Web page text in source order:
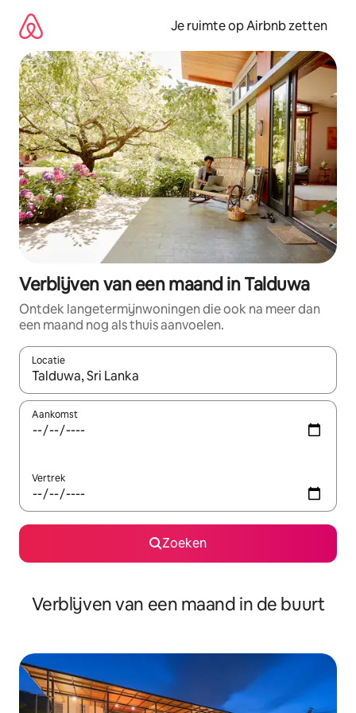
direct
naar
inhoud
Je ruimte op Airbnb zetten
Verblijven van een maand in Talduwa
Ontdek langetermijnwoningen die ook na meer dan
een maand nog als thuis aanvoelen.
Locatie
Wanneer er suggesties beschikbaar zijn, maak je een keuze
Aankomst
Vertrek
Zoeken
Verblijven van een maand in de buurt